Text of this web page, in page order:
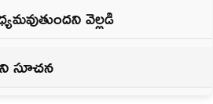
వెల్ల‌డి
సూచ‌న‌